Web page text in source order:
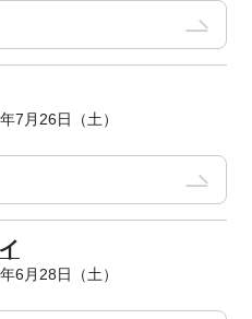
7月26日（土）
6月28日（土）